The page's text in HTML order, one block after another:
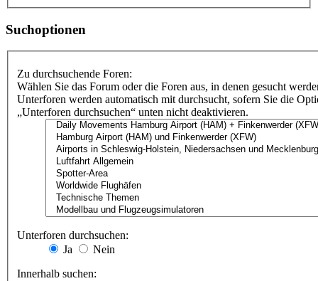
Suchoptionen
Zu durchsuchende Foren:
Wählen Sie das Forum oder die Foren aus, in denen gesucht
Unterforen werden automatisch mit durchsucht, sofern Sie die
„Unterforen durchsuchen“ unten nicht deaktivieren.
Unterforen durchsuchen:
Ja
Nein
Innerhalb suchen: